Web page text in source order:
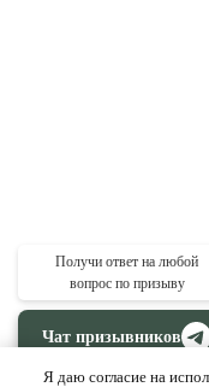
Я даю согласие на
Получи ответ на любой
вопрос по призыву
Чат призывников